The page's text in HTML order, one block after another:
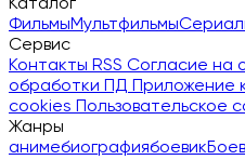
ФильмыМультфильмы
Сервис
Контакты RSS Согласие на
обработки ПД Приложение
cookies Пользовательское
Жанры
анимебиографиябоевик